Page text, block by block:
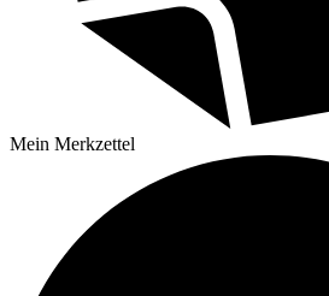
Mein Merkzettel